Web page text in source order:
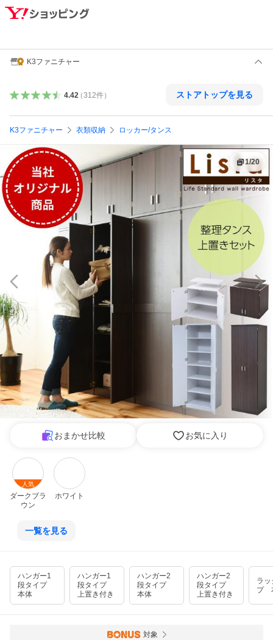
K3ファニチャー
4.42（312件） ストアトップを見る
K3ファニチャー 衣類収納 ロッカー/タンス
1/20
おまかせ比較 お気に入り
人気
ダークブラ
ウン
ホワイト
一覧を見る
ハンガー1
段タイプ
本体
ハンガー1
段タイプ
上置き付き
ハンガー2
段タイプ
本体
ハンガー2
段タイプ
上置き付き
ラッ
プ
対象